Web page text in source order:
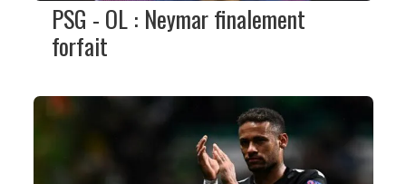
PSG - OL : Neymar finalement
forfait